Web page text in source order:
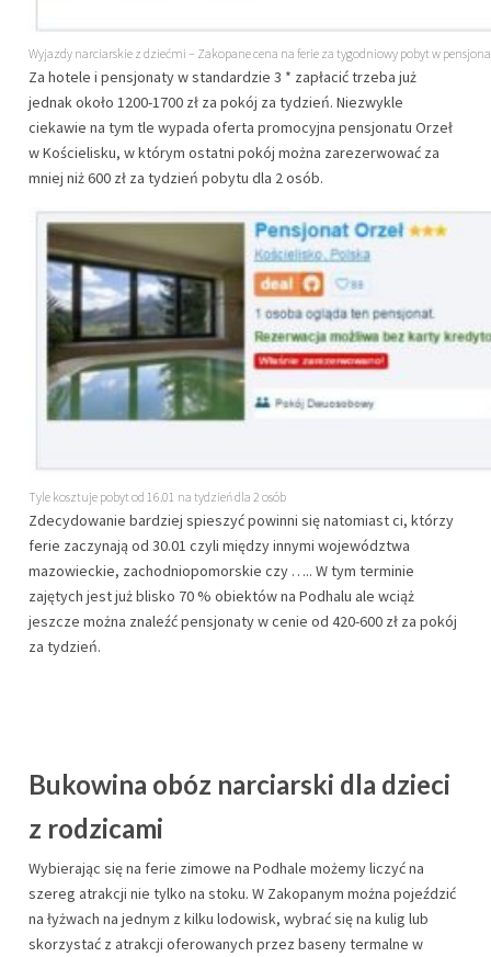
Wyjazdy narciarskie z dziećmi – Zakopane cena na ferie za tygodniowy pobyt w
Za hotele i pensjonaty w standardzie 3 * zapłacić trzeba już
jednak około 1200-1700 zł za pokój za tydzień. Niezwykle
ciekawie na tym tle wypada oferta promocyjna pensjonatu Orzeł
w Kościelisku, w którym ostatni pokój można zarezerwować za
mniej niż 600 zł za tydzień pobytu dla 2 osób.
Tyle kosztuje pobyt od 16.01 na tydzień dla 2 osób
Zdecydowanie bardziej spieszyć powinni się natomiast ci, którzy
ferie zaczynają od 30.01 czyli między innymi województwa
mazowieckie, zachodniopomorskie czy ….. W tym terminie
zajętych jest już blisko 70 % obiektów na Podhalu ale wciąż
jeszcze można znaleźć pensjonaty w cenie od 420-600 zł za pokój
za tydzień.
Bukowina obóz narciarski dla dzieci
z rodzicami
Wybierając się na ferie zimowe na Podhale możemy liczyć na
szereg atrakcji nie tylko na stoku. W Zakopanym można pojeździć
na łyżwach na jednym z kilku lodowisk, wybrać się na kulig lub
skorzystać z atrakcji oferowanych przez baseny termalne w